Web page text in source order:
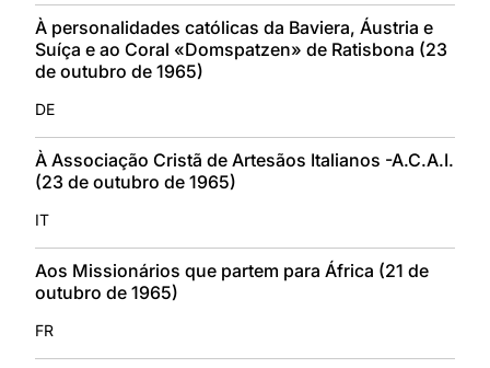
À personalidades católicas da Baviera, Áustria e
Suíça e ao Coral «Domspatzen» de Ratisbona (23
de outubro de 1965)
DE
À Associação Cristã de Artesãos Italianos -A.C.A.I.
(23 de outubro de 1965)
IT
Aos Missionários que partem para África (21 de
outubro de 1965)
FR